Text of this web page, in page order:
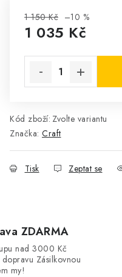
1 150 Kč –10 %
1 035 Kč
Kód zboží: Zvolte variantu
Značka: Craft
Tisk Zeptat se
ZDARMA
nad 3000 Kč
Zásilkovnou
my!